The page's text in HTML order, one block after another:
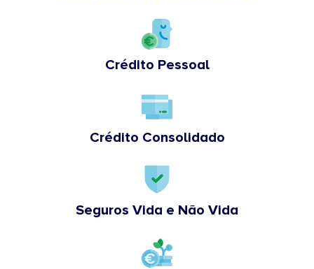
Crédito Pessoal
Crédito Consolidado
Seguros Vida e Não Vida